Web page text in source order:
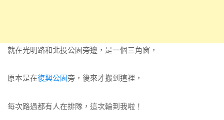
就在光明路和北投公園旁邊，是一個三角窗，
原本是在復興公園旁，後來才搬到這裡，
每次路過都有人在排隊，這次輪到我啦！